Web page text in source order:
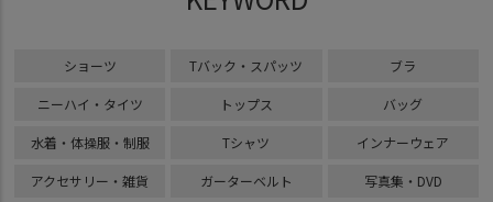
ショーツ Tバック・スパッツ ブラ
ニーハイ・タイツ トップス バッグ
水着・体操服・制服 Tシャツ インナーウェア
アクセサリー・雑貨 ガーターベルト 写真集・DVD